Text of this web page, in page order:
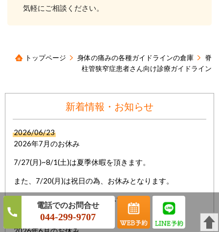
044-299-9707
気軽にご相談ください。
トップページ 身体の痛みの各種ガイドラインの倉庫
脊
柱管狭窄症患者さん向け診療ガイドライン
新着情報・お知らせ
2026/06/23
2026年7月のお休み
7/27(月)~8/1(土)は夏季休暇を頂きます。
また、7/20(月)は祝日の為、お休みとなります。
その他は、平常通り日・祝休みです。
2026/05/29